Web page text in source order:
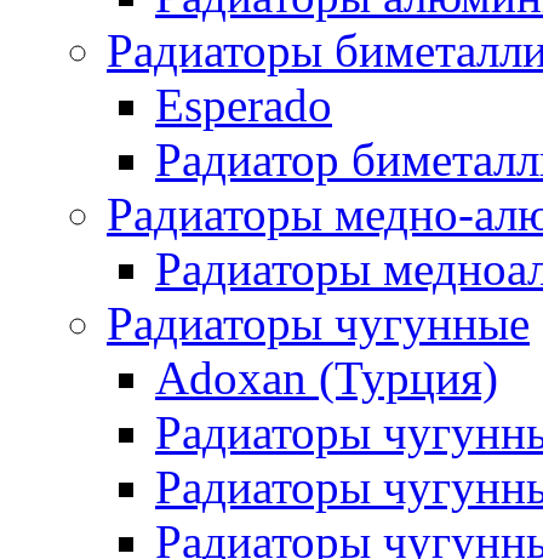
Радиаторы
Esperado
Радиатор
Радиаторы медно-
Радиаторы
Радиаторы чугунные
Adoxan (Турция)
Радиаторы
Радиаторы
Радиаторы